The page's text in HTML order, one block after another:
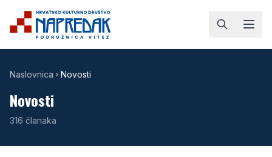
Naslovnica Novosti
Novosti
316 članaka